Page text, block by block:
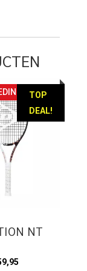
TOP
DEAL!
NT